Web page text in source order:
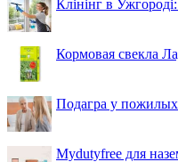
Клінінг в
Кормовая свекла
Подагра у пожилых
Mydutyfree для